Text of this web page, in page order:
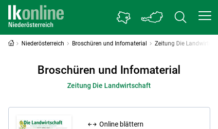
Niederösterreich Broschüren und Infomaterial Zeitung Die
Broschüren und Infomaterial
Zeitung Die Landwirtschaft
Online blättern